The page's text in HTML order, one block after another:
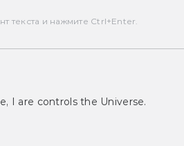
текста и нажмите Ctrl+Enter.
I are controls the Universe.